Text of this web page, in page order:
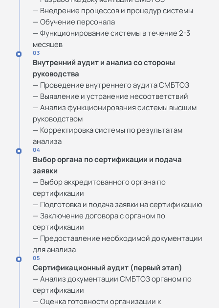
— Внедрение процессов и процедур системы
— Обучение персонала
— Функционирование системы в течение 2-3
месяцев
03
Внутренний аудит и анализ со стороны
руководства
— Проведение внутреннего аудита СМБТОЗ
— Выявление и устранение несоответствий
— Анализ функционирования системы высшим
руководством
— Корректировка системы по результатам
анализа
04
Выбор органа по сертификации и подача
заявки
— Выбор аккредитованного органа по
сертификации
— Подготовка и подача заявки на сертификацию
— Заключение договора с органом по
сертификации
— Предоставление необходимой документации
для анализа
05
Сертификационный аудит (первый этап)
— Анализ документации СМБТОЗ органом по
сертификации
— Оценка готовности организации к